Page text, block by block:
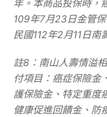
年。本商品投保時，
109年7月23日金管
民國112年2月11日南
註8 ：南山人壽情溢
付項目：癌症保險金
護保險金、特定重度
健康促進回饋金、防